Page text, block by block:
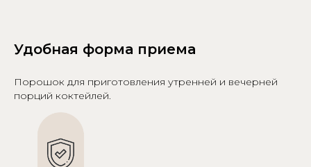
Удобная форма приема
Порошок для приготовления утренней и вечерней
порций коктейлей.